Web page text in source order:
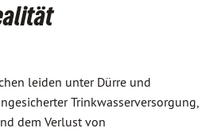
leiden unter Dürre und
Trinkwasserversorgung,
dem Verlust von